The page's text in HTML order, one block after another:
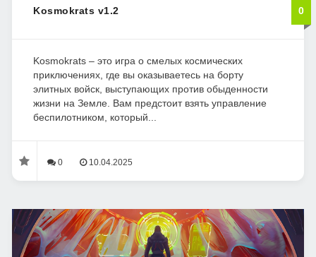
Kosmokrats v1.2 0
Kosmokrats – это игра о смелых космических
приключениях, где вы оказываетесь на борту
элитных войск, выступающих против обыденности
жизни на Земле. Вам предстоит взять управление
беспилотником, который...
0 10.04.2025